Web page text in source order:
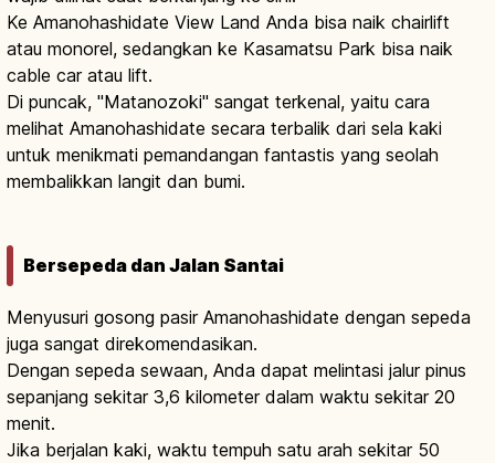
Ke Amanohashidate View Land Anda bisa naik chairlift
atau monorel, sedangkan ke Kasamatsu Park bisa naik
cable car atau lift.
Di puncak, "Matanozoki" sangat terkenal, yaitu cara
melihat Amanohashidate secara terbalik dari sela kaki
untuk menikmati pemandangan fantastis yang seolah
membalikkan langit dan bumi.
Bersepeda dan Jalan Santai
Menyusuri gosong pasir Amanohashidate dengan sepeda
juga sangat direkomendasikan.
Dengan sepeda sewaan, Anda dapat melintasi jalur pinus
sepanjang sekitar 3,6 kilometer dalam waktu sekitar 20
menit.
Jika berjalan kaki, waktu tempuh satu arah sekitar 50